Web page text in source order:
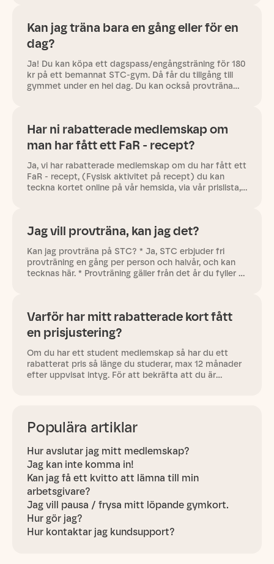
Kan jag träna bara en gång eller för en
dag?
Ja! Du kan köpa ett dagspass/engångsträning för 180
kr på ett bemannat STC-gym. Då får du tillgång till
gymmet under en hel dag. Du kan också provträna
Har ni rabatterade medlemskap om
man har fått ett FaR - recept?
Ja, vi har rabatterade medlemskap om du har fått ett
FaR - recept, (Fysisk aktivitet på recept) du kan
teckna kortet online på vår hemsida, via vår prislista,
Jag vill provträna, kan jag det?
Kan jag provträna på STC? * Ja, STC erbjuder fri
provträning en gång per person och halvår, och kan
tecknas här. * Provträning gäller från det år du fyller 10
Varför har mitt rabatterade kort fått
en prisjustering?
Om du har ett student medlemskap så har du ett
rabatterat pris så länge du studerar, max 12 månader
efter uppvisat intyg. För att bekräfta att du är
Populära artiklar
Hur avslutar jag mitt medlemskap?
Jag kan inte komma in!
Kan jag få ett kvitto att lämna till min
arbetsgivare?
Jag vill pausa / frysa mitt löpande gymkort.
Hur gör jag?
Hur kontaktar jag kundsupport?